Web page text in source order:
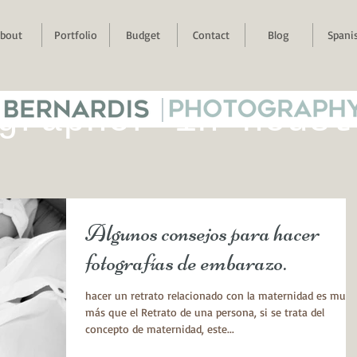
Portfolio Budget Contact Blog
| in
Algunos consejos para hacer
fotografías de embarazo.
​hacer un retrato relacionado con la maternidad es mucho
más que el Retrato de una persona, si se trata del
concepto de maternidad, este...